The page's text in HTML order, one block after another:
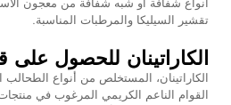
تقشير السيليكا والمرطبات المناسبة.
الكاراتينان للحصول على
الكاراتينان، المستخلص من أنواع
القوام الناعم الكريمي المرغوب في